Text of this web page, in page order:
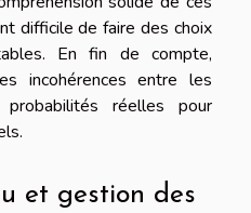
difficile de faire des choix
En fin de compte,
incohérences entre les
réelles pour
et gestion des